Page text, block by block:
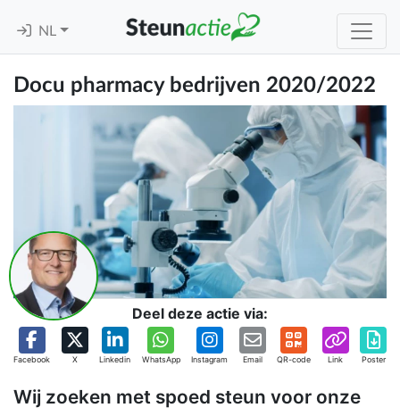
NL
Docu pharmacy bedrijven 2020/2022
Deel deze actie via:
Facebook X Linkedin WhatsApp Instagram Email QR-code Link Poster
Wij zoeken met spoed steun voor onze